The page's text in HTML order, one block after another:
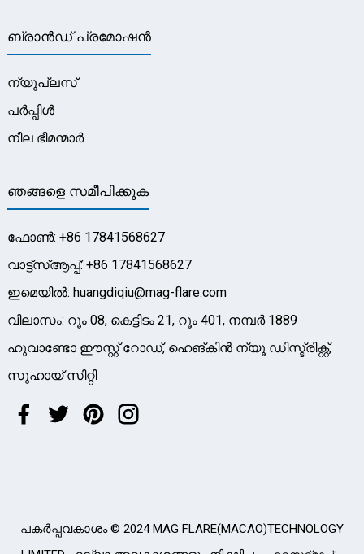
ബ്രാൻഡ് പ്രമോഷൻ
ന്യൂപ്ലസ്
പർപ്പിൾ
നീല ഭീമന്മാർ
ഞങ്ങളെ സമീപിക്കുക
ഫോൺ: +86 17841568627
വാട്ട്‌സ്ആപ്പ്: +86 17841568627
ഇമെയിൽ: huangdiqiu@mag-flare.com
വിലാസം: റൂം 08, കെട്ടിടം 21, റൂം 401, നമ്പർ 1889
ഹുവാണ്ടോ ഈസ്റ്റ് റോഡ്, ഹെങ്‌കിൻ ന്യൂ ഡിസ്ട്രിക്റ്റ്,
സുഹായ് സിറ്റി
പകർപ്പവകാശം © 2024 MAG FLARE(MACAO)TECHNOLOGY